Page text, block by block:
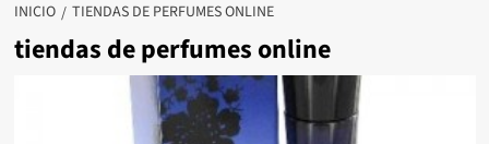
INICIO TIENDAS DE PERFUMES ONLINE
tiendas de perfumes online